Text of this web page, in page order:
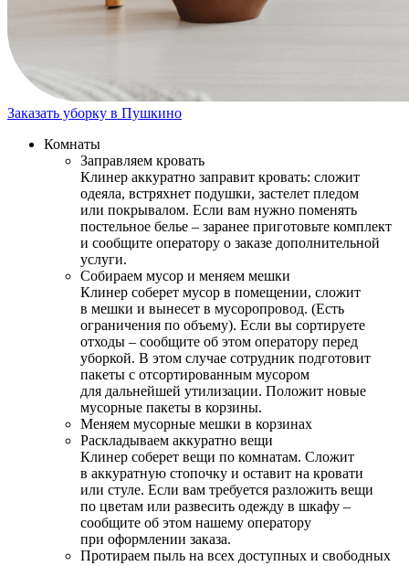
Заказать уборку в Пушкино
Комнаты
Заправляем кровать
Клинер аккуратно заправит кровать: сложит
одеяла, встряхнет подушки, застелет пледом
или покрывалом. Если вам нужно поменять
постельное белье – заранее приготовьте комплект
и сообщите оператору о заказе дополнительной
услуги.
Собираем мусор и меняем мешки
Клинер соберет мусор в помещении, сложит
в мешки и вынесет в мусоропровод. (Есть
ограничения по объему). Если вы сортируете
отходы – сообщите об этом оператору перед
уборкой. В этом случае сотрудник подготовит
пакеты с отсортированным мусором
для дальнейшей утилизации. Положит новые
мусорные пакеты в корзины.
Меняем мусорные мешки в корзинах
Раскладываем аккуратно вещи
Клинер соберет вещи по комнатам. Сложит
в аккуратную стопочку и оставит на кровати
или стуле. Если вам требуется разложить вещи
по цветам или развесить одежду в шкафу –
сообщите об этом нашему оператору
при оформлении заказа.
Протираем пыль на всех доступных и свободных